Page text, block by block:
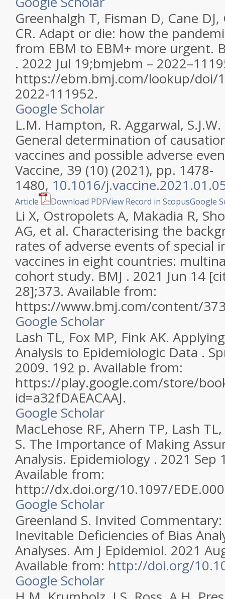
Greenhalgh T, Fisman D, Cane
CR. Adapt or die: how the
from EBM to EBM+ more urgent.
. 2022 Jul 19;bmjebm –
https://ebm.bmj.com/lookup/doi/
2022-111952.
Google Scholar
L.M. Hampton, R. Aggarwal,
General determination of
vaccines and possible adverse
Vaccine, 39 (10) (2021), pp. 1478-
1480, 10.1016/
Article Download PDFView Record in ScopusGoogle
Li X, Ostropolets A, Makadia R,
AG, et al. Characterising the
rates of adverse events of special
vaccines in eight countries:
cohort study. BMJ . 2021 Jun 14
28];373. Available from:
https://www.bmj.com/content/
Google Scholar
Lash TL, Fox MP, Fink AK.
Analysis to Epidemiologic Data .
2009. 192 p. Available from:
https://play.google.com/store/
id=a32fDAEACAAJ.
Google Scholar
MacLehose RF, Ahern TP, Lash
S. The Importance of Making
Analysis. Epidemiology . 2021 Sep
Available from:
http://dx.doi.org/10.1097/
Google Scholar
Greenland S. Invited
Inevitable Deficiencies of Bias
Analyses. Am J Epidemiol. 2021
Available from: http://doi.org/
Google Scholar